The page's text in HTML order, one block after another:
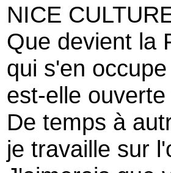
NICE
Que devient la
qui s'en
est-elle ouverte
De temps à
je travaille sur